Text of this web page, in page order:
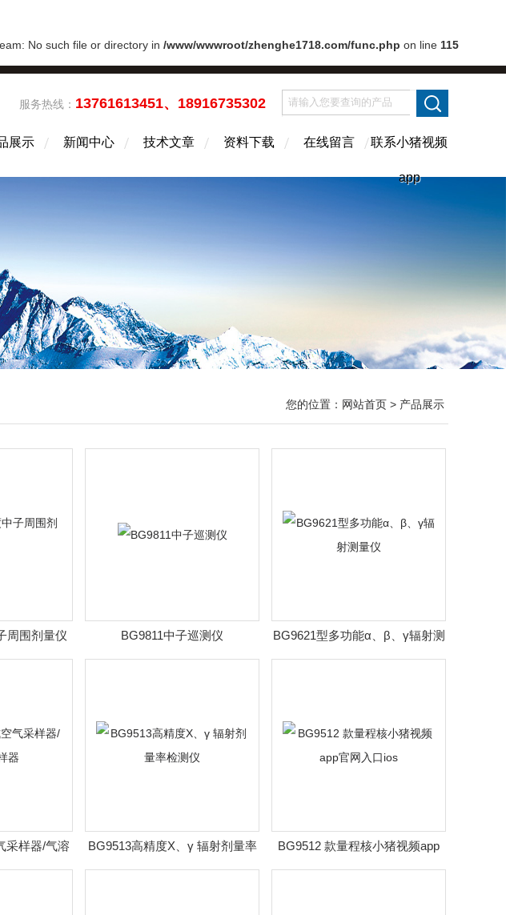
No such file or directory in /www/wwwroot/zhenghe1718.com/func.php on line 115
服务热线： 13761613451、18916735302
展示 新闻中心 技术文章 资料下载 在线留言 联系小猪视频
app
您的位置： 网站首页 > 产品展示
周围剂量仪 BG9811中子巡测仪
BG9621型多功能α、β、γ辐射测
量仪
采样器/气溶
BG9513高精度X、γ 辐射剂量率
检测仪
BG9512 款量程核小猪视频app
官网入口ios